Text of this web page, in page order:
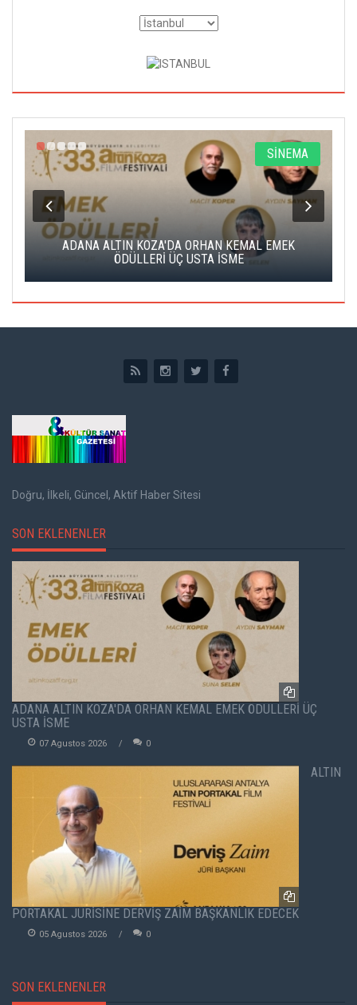
SİNEMA
ADANA ALTIN KOZA'DA ORHAN KEMAL EMEK
ÖDÜLLERİ ÜÇ USTA İSME
Doğru, İlkeli, Güncel, Aktif Haber Sitesi
SON EKLENENLER
ADANA ALTIN KOZA'DA ORHAN KEMAL EMEK ÖDÜLLERİ ÜÇ
USTA İSME
07 Agustos 2026 0
ALTIN
PORTAKAL JÜRİSİNE DERVİŞ ZAİM BAŞKANLIK EDECEK
05 Agustos 2026 0
SON EKLENENLER